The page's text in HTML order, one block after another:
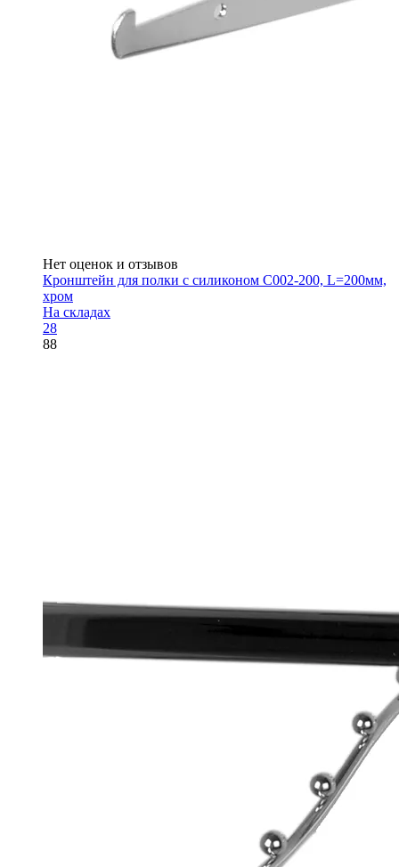
Нет оценок и отзывов
Кронштейн для полки с силиконом C002-200, L=200мм,
хром
На складах
28
88